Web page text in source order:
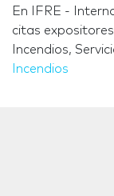
En IFRE -
citas
Incendios,
Incendios